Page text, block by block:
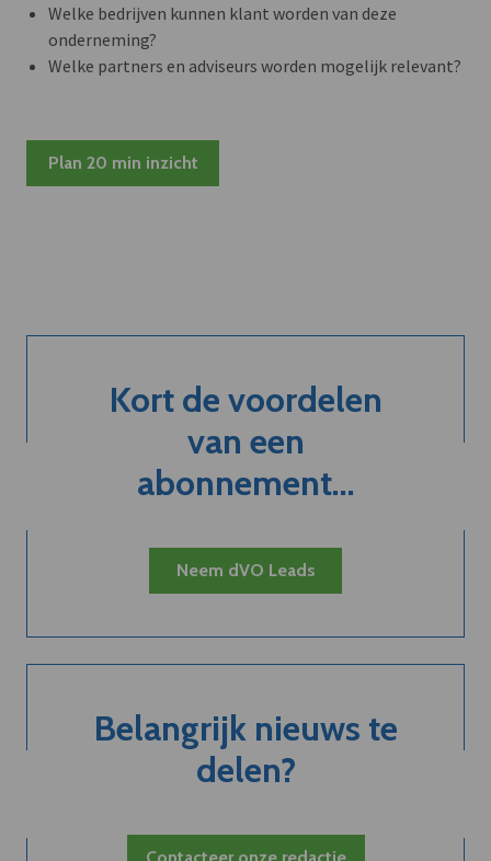
Welke bedrijven kunnen klant worden van deze
onderneming?
Welke partners en adviseurs worden mogelijk relevant?
Plan 20 min inzicht
Kort de voordelen
van een
abonnement...
Neem dVO Leads
Belangrijk nieuws te
delen?